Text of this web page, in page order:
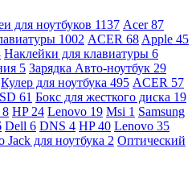
для ноутбуков 1137 Acer87
1002 ACER 68 Apple 45
Наклейки для клавиатуры 6
5 Зарядка Авто-ноутбук 29
Кулер для ноутбука 495 ACER 57
61 Бокс для жесткого диска 19
8 HP 24 Lenovo 19 Msi 1 Samsung
Dell 6 DNS 4 HP40 Lenovo 35
Jack для ноутбука 2 Оптический